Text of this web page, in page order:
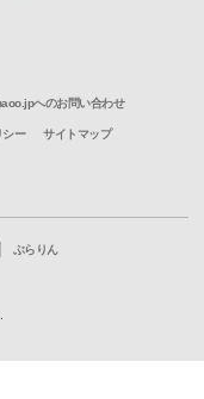
へのお問い合わせ
シー サイトマップ
ぶらりん